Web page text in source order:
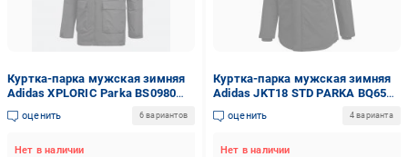
Куртка-парка мужская зимняя
Adidas XPLORIC Parka BS0980
р.S черная
оценить 6 вариантов
Нет в наличии
Куртка-парка мужская зимняя
Adidas JKT18 STD PARKA BQ6594
р.XXL черная
оценить 4 варианта
Нет в наличии